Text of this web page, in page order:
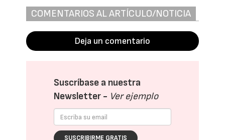
COMENTARIOS AL ARTÍCULO/NOTICIA
Deja un comentario
Suscríbase a nuestra
Newsletter - Ver ejemplo
SUSCRIBIRME GRATIS